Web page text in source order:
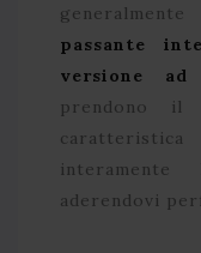
generalmente
passante
versione ad
prendono il
aderendovi